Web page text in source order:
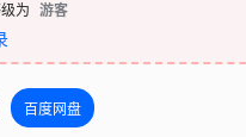
为 游客
百度网盘